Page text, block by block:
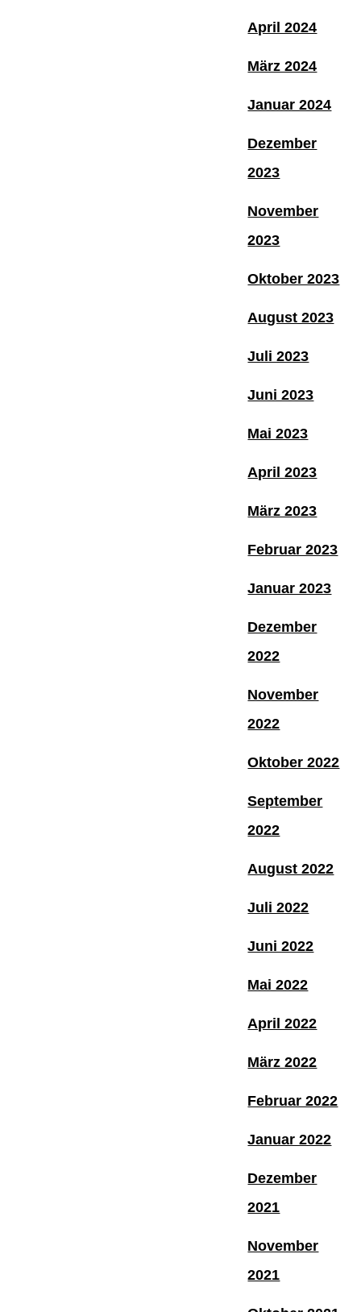
April 2024
März 2024
Januar 2024
Dezember
2023
November
2023
Oktober 2023
August 2023
Juli 2023
Juni 2023
Mai 2023
April 2023
März 2023
Februar 2023
Januar 2023
Dezember
2022
November
2022
Oktober 2022
September
2022
August 2022
Juli 2022
Juni 2022
Mai 2022
April 2022
März 2022
Februar 2022
Januar 2022
Dezember
2021
November
2021